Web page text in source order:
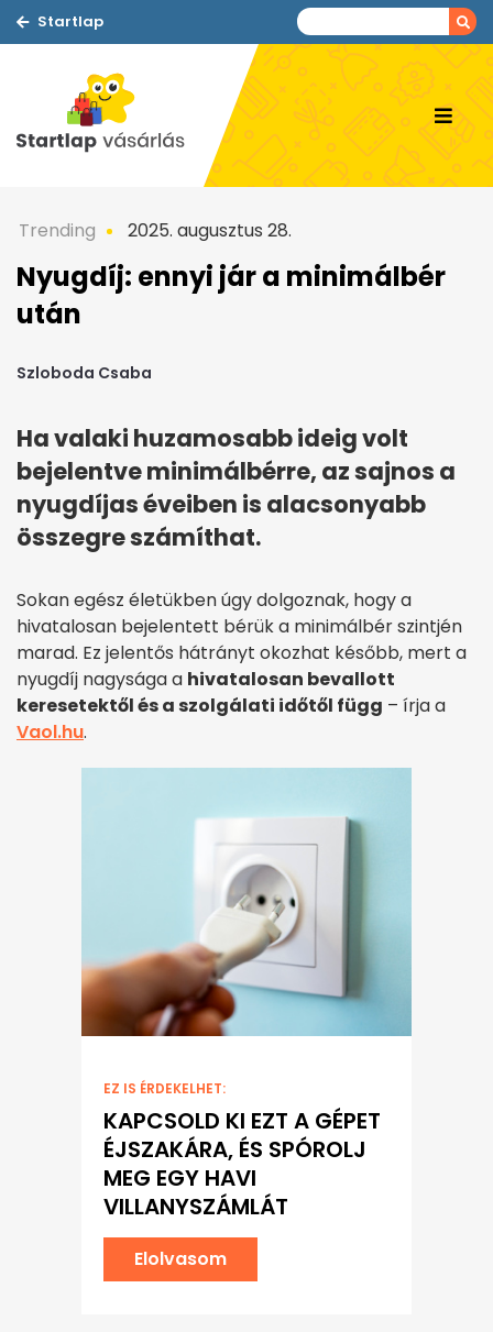
Startlap
Trending 2025. augusztus 28.
Nyugdíj: ennyi jár a minimálbér
után
Szloboda Csaba
Ha valaki huzamosabb ideig volt
bejelentve minimálbérre, az sajnos a
nyugdíjas éveiben is alacsonyabb
összegre számíthat.
Sokan egész életükben úgy dolgoznak, hogy a
hivatalosan bejelentett bérük a minimálbér szintjén
marad. Ez jelentős hátrányt okozhat később, mert a
nyugdíj nagysága a hivatalosan bevallott
keresetektől és a szolgálati időtől függ – írja a
Vaol.hu.
EZ IS ÉRDEKELHET:
KAPCSOLD KI EZT A GÉPET
ÉJSZAKÁRA, ÉS SPÓROLJ
MEG EGY HAVI
VILLANYSZÁMLÁT
Elolvasom